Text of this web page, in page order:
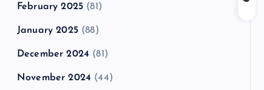
February 2025 (81)
January 2025(88)
December 2024 (81)
November 2024 (44)